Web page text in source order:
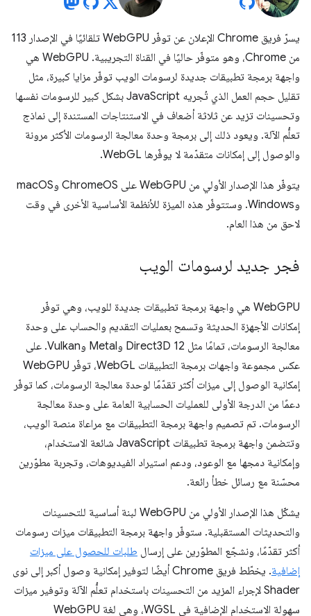
يسرّ فريق Chrome الإعلان عن توفّر WebGPU تلقائيًا في الإصدار 113
من Chrome، وهو متوفّر حاليًا في القناة التجريبية. ‫WebGPU هي
واجهة برمجة تطبيقات جديدة لرسومات الويب توفّر مزايا كبيرة، مثل
تقليل حجم العمل الذي تُجريه JavaScript بشكل كبير للرسومات نفسها
وتحسينات تزيد عن ثلاثة أضعاف في الاستنتاجات المستندة إلى نماذج
تعلُّم الآلة. ويعود ذلك إلى برمجة وحدة معالجة الرسومات الأكثر مرونة
والوصول إلى إمكانات متقدّمة لا يوفّرها WebGL.
يتوفّر هذا الإصدار الأولي من WebGPU على ChromeOS وmacOS
وWindows. وستتوفّر هذه الميزة للأنظمة الأساسية الأخرى في وقت
لاحق من هذا العام.
فجر جديد لرسومات الويب
‫WebGPU هي واجهة برمجة تطبيقات جديدة للويب، وهي توفّر
إمكانات الأجهزة الحديثة وتسمح بعمليات التقديم والحساب على وحدة
معالجة الرسومات، تمامًا مثل Direct3D 12 وMetal وVulkan. على
عكس مجموعة واجهات برمجة التطبيقات WebGL، توفّر WebGPU
إمكانية الوصول إلى ميزات أكثر تقدّمًا لوحدة معالجة الرسومات، كما توفّر
دعمًا من الدرجة الأولى للعمليات الحسابية العامة على وحدة معالجة
الرسومات. تم تصميم واجهة برمجة التطبيقات مع مراعاة منصة الويب،
وتتضمن واجهة برمجة تطبيقات JavaScript شائعة الاستخدام،
وإمكانية دمجها مع الوعود، ودعم استيراد الفيديوهات، وتجربة مطوّرين
محسّنة مع رسائل خطأ رائعة.
يشكّل هذا الإصدار الأولي من WebGPU لبنة أساسية للتحسينات
والتحديثات المستقبلية. ستوفّر واجهة برمجة التطبيقات ميزات رسومات
أكثر تقدّمًا، ونشجّع المطوّرين على إرسال طلبات للحصول على ميزات
إضافية
. يخطّط فريق Chrome أيضًا لتوفير إمكانية وصول أكبر إلى نوى
Shader لإجراء المزيد من التحسينات باستخدام تعلُّم الآلة وتوفير ميزات
سهولة الاستخدام الإضافية في WGSL، وهي لغة WebGPU